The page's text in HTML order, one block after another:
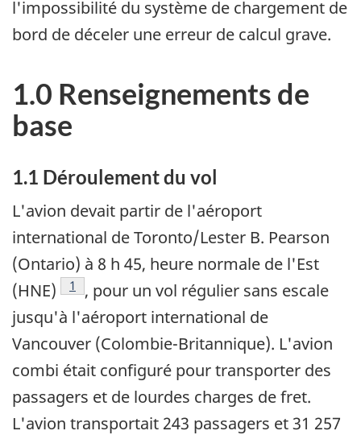
l'impossibilité du système de chargement de
bord de déceler une erreur de calcul grave.
1.0 Renseignements de
base
1.1 Déroulement du vol
L'avion devait partir de l'aéroport
international de Toronto/Lester B. Pearson
(Ontario) à 8 h 45, heure normale de l'Est
(HNE)
Note de bas de page
1
, pour un vol régulier sans escale
jusqu'à l'aéroport international de
Vancouver (Colombie-Britannique). L'avion
combi était configuré pour transporter des
passagers et de lourdes charges de fret.
L'avion transportait 243 passagers et 31 257